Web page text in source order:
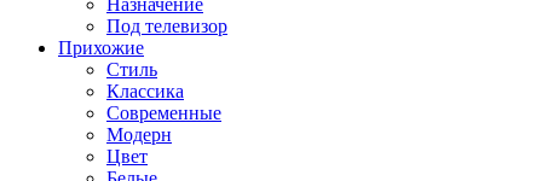
Назначение
Под телевизор
Прихожие
Стиль
Классика
Современные
Модерн
Цвет